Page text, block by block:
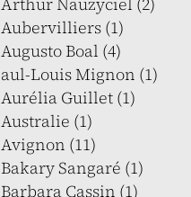
Aubervilliers (1)
Augusto Boal (4)
aul-Louis Mignon (1)
Aurélia Guillet (1)
Australie (1)
Avignon (11)
Bakary Sangaré (1)
Barbara Cassin (1)